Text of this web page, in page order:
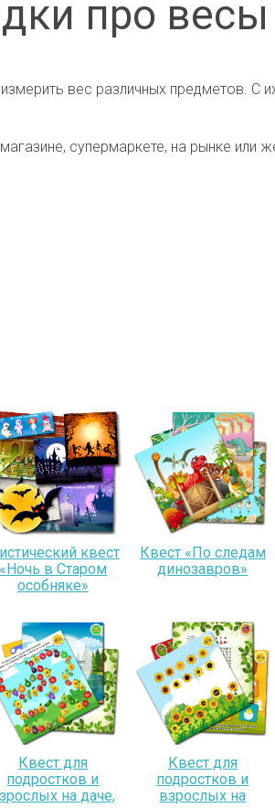
про
вес различных предметов. С
супермаркете, на рынке
квест
«Ночь в Старом
особняке»
Квест «По следам
динозавров»
Квест для
подростков и
на даче,
Квест для
подростков и
взрослых на